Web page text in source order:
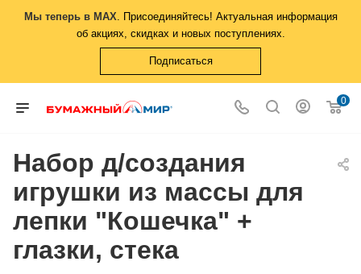
Мы теперь в MAX. Присоединяйтесь! Актуальная информация
об акциях, скидках и новых поступлениях.
Подписаться
0
Набор д/создания
игрушки из массы для
лепки "Кошечка" +
глазки, стека